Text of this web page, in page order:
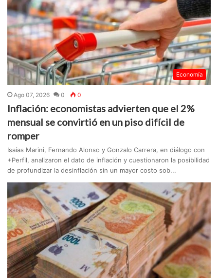
Economía
Ago 07, 2026 0 0
Inflación: economistas advierten que el 2%
mensual se convirtió en un piso difícil de
romper
Isaías Marini, Fernando Alonso y Gonzalo Carrera, en diálogo con
+Perfil, analizaron el dato de inflación y cuestionaron la posibilidad
de profundizar la desinflación sin un mayor costo sob...